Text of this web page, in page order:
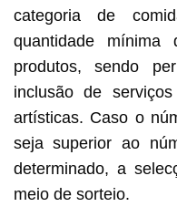
categoria de
quantidade
produtos, sendo
inclusão de
artísticas. Caso o
seja superior ao
determinado, a
meio de sorteio.